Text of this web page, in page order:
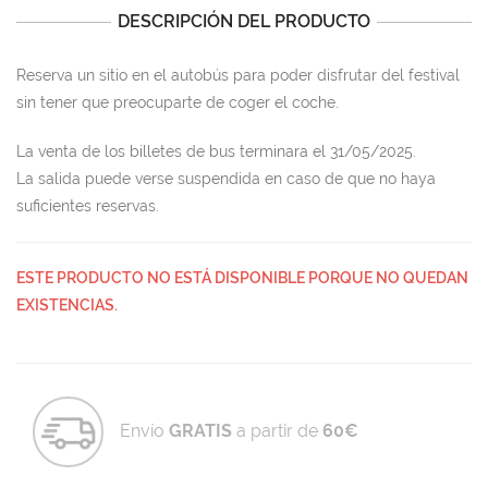
DESCRIPCIÓN DEL PRODUCTO
Reserva un sitio en el autobús para poder disfrutar del festival
sin tener que preocuparte de coger el coche.
La venta de los billetes de bus terminara el 31/05/2025.
La salida puede verse suspendida en caso de que no haya
suficientes reservas.
ESTE PRODUCTO NO ESTÁ DISPONIBLE PORQUE NO QUEDAN
EXISTENCIAS.
Envío GRATIS a partir de 60€